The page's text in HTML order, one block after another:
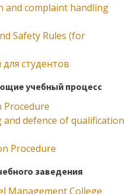
and complaint handling
Safety Rules (for
студентов
учебный процесс
Procedure
defence of qualification
Procedure
заведения
Management College